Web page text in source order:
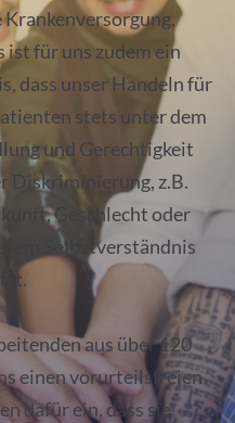
ist für uns zudem ein
dass unser Handeln für
stets unter dem
und Gerechtigkeit
Diskriminierung, z.B.
Geschlecht oder
Selbstverständnis
aus über 120
einen vorurteilsfreien
dafür ein, dass sie